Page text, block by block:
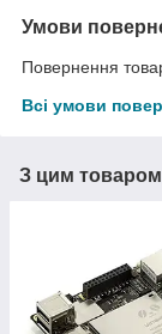
Умови
Повернення
Всі умови
З цим